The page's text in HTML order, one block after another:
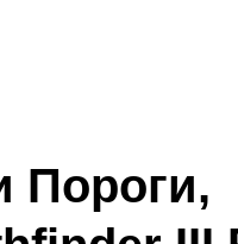
Пороги,